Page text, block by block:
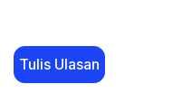
Tulis Ulasan